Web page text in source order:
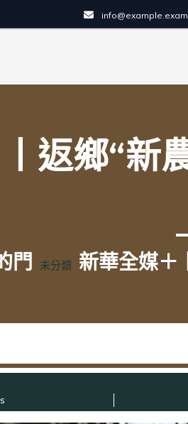
返鄉“新
門 未分類 新華全媒＋